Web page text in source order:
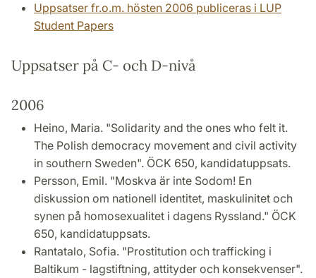
Uppsatser fr.o.m. hösten 2006 publiceras i LUP
Student Papers
Uppsatser på C- och D-nivå
2006
Heino, Maria. "Solidarity and the ones who felt it.
The Polish democracy movement and civil activity
in southern Sweden". ÖCK 650, kandidatuppsats.
Persson, Emil. "Moskva är inte Sodom! En
diskussion om nationell identitet, maskulinitet och
synen på homosexualitet i dagens Ryssland." ÖCK
650, kandidatuppsats.
Rantatalo, Sofia. "Prostitution och trafficking i
Baltikum - lagstiftning, attityder och konsekvenser".